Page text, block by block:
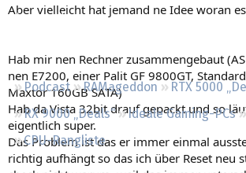
Leserartikel
Podcast RAMageddon
RTX 5000
RX 9000 „Deals“
Ideale Gaming-PCs
CPU-Rangliste
Aber vielleicht hat jemand ne Idee woran
Hab mir nen Rechner zusammengebaut
nen E7200, einer Palit GF 9800GT,
Maxtor 160GB SATA)
Hab da Vista 32bit drauf gepackt und so
eigentlich super.
Das Problem ist das er immer einmal
richtig aufhängt so das ich über Reset neu